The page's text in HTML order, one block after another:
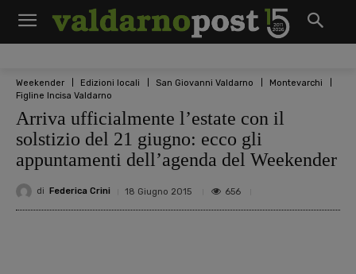
Weekender Edizioni locali San Giovanni Valdarno
Montevarchi
Figline Incisa Valdarno
Arriva ufficialmente l’estate con il
solstizio del 21 giugno: ecco gli
appuntamenti dell’agenda del Weekender
di Federica Crini 18 Giugno 2015 656